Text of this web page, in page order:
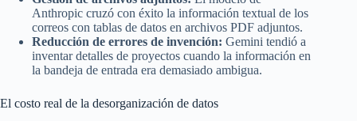
Anthropic cruzó con éxito la información textual de los
correos con tablas de datos en archivos PDF adjuntos.
Reducción de errores de invención: Gemini tendió a
inventar detalles de proyectos cuando la información en
la bandeja de entrada era demasiado ambigua.
El costo real de la desorganización de datos